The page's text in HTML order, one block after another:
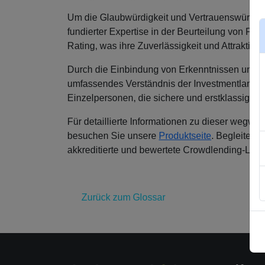
Um die Glaubwürdigkeit und
fundierter Expertise in der Beurteilung von
Rating, was ihre Zuverlässigkeit und
Durch die Einbindung von Erkenntnissen und
umfassendes Verständnis der
Einzelpersonen, die sichere und erstklassig
Für detaillierte Informationen zu dieser
besuchen Sie unsere Produktseite. Begleiten
akkreditierte und bewertete Crowdlending-
Zurück zum Glossar